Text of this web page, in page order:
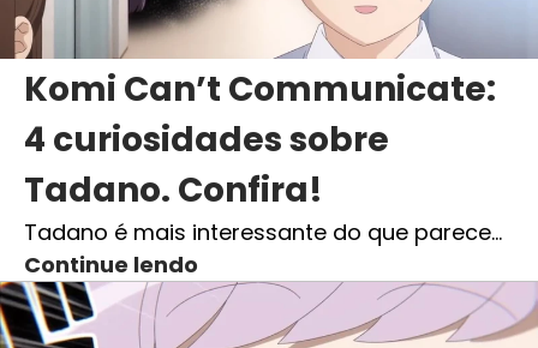
Komi Can’t Communicate:
4 curiosidades sobre
Tadano. Confira!
Tadano é mais interessante do que parece…
Continue lendo